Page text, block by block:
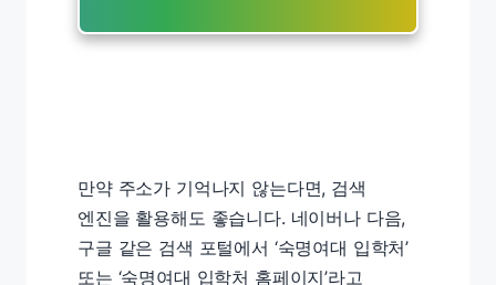
만약 주소가 기억나지 않는다면, 검색
엔진을 활용해도 좋습니다. 네이버나 다음,
구글 같은 검색 포털에서 ‘숙명여대 입학처’
또는 ‘숙명여대 입학처 홈페이지’라고